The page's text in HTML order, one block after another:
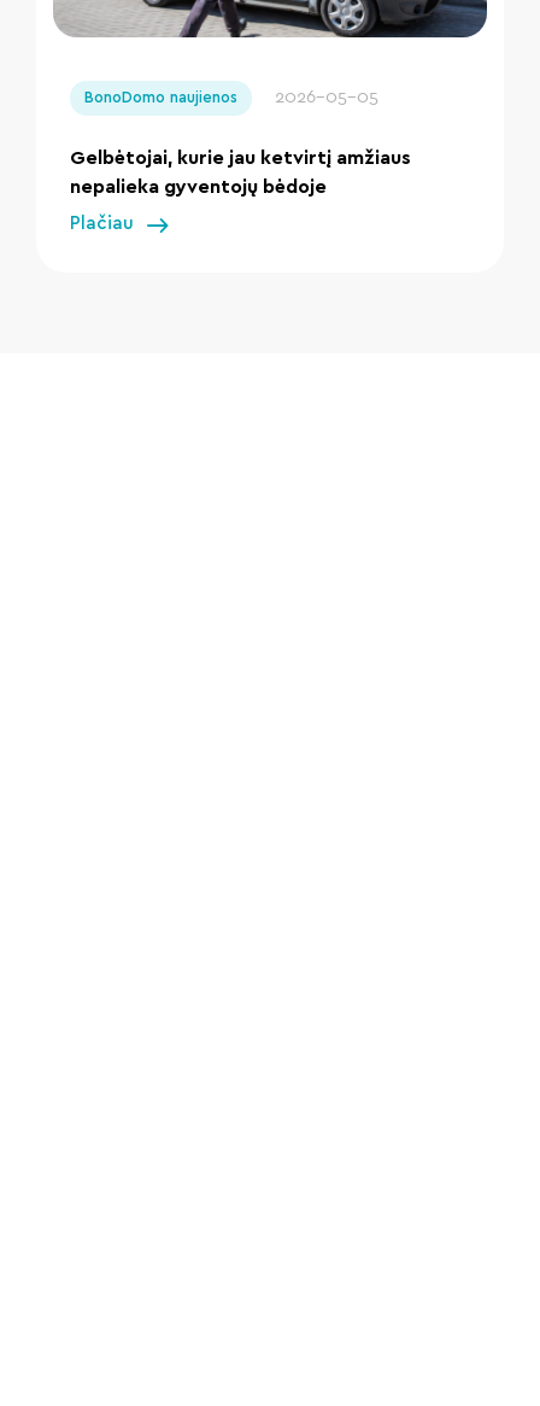
BonoDomo naujienos 2026-05-05
Gelbėtojai, kurie jau ketvirtį amžiaus
nepalieka gyventojų bėdoje
Plačiau